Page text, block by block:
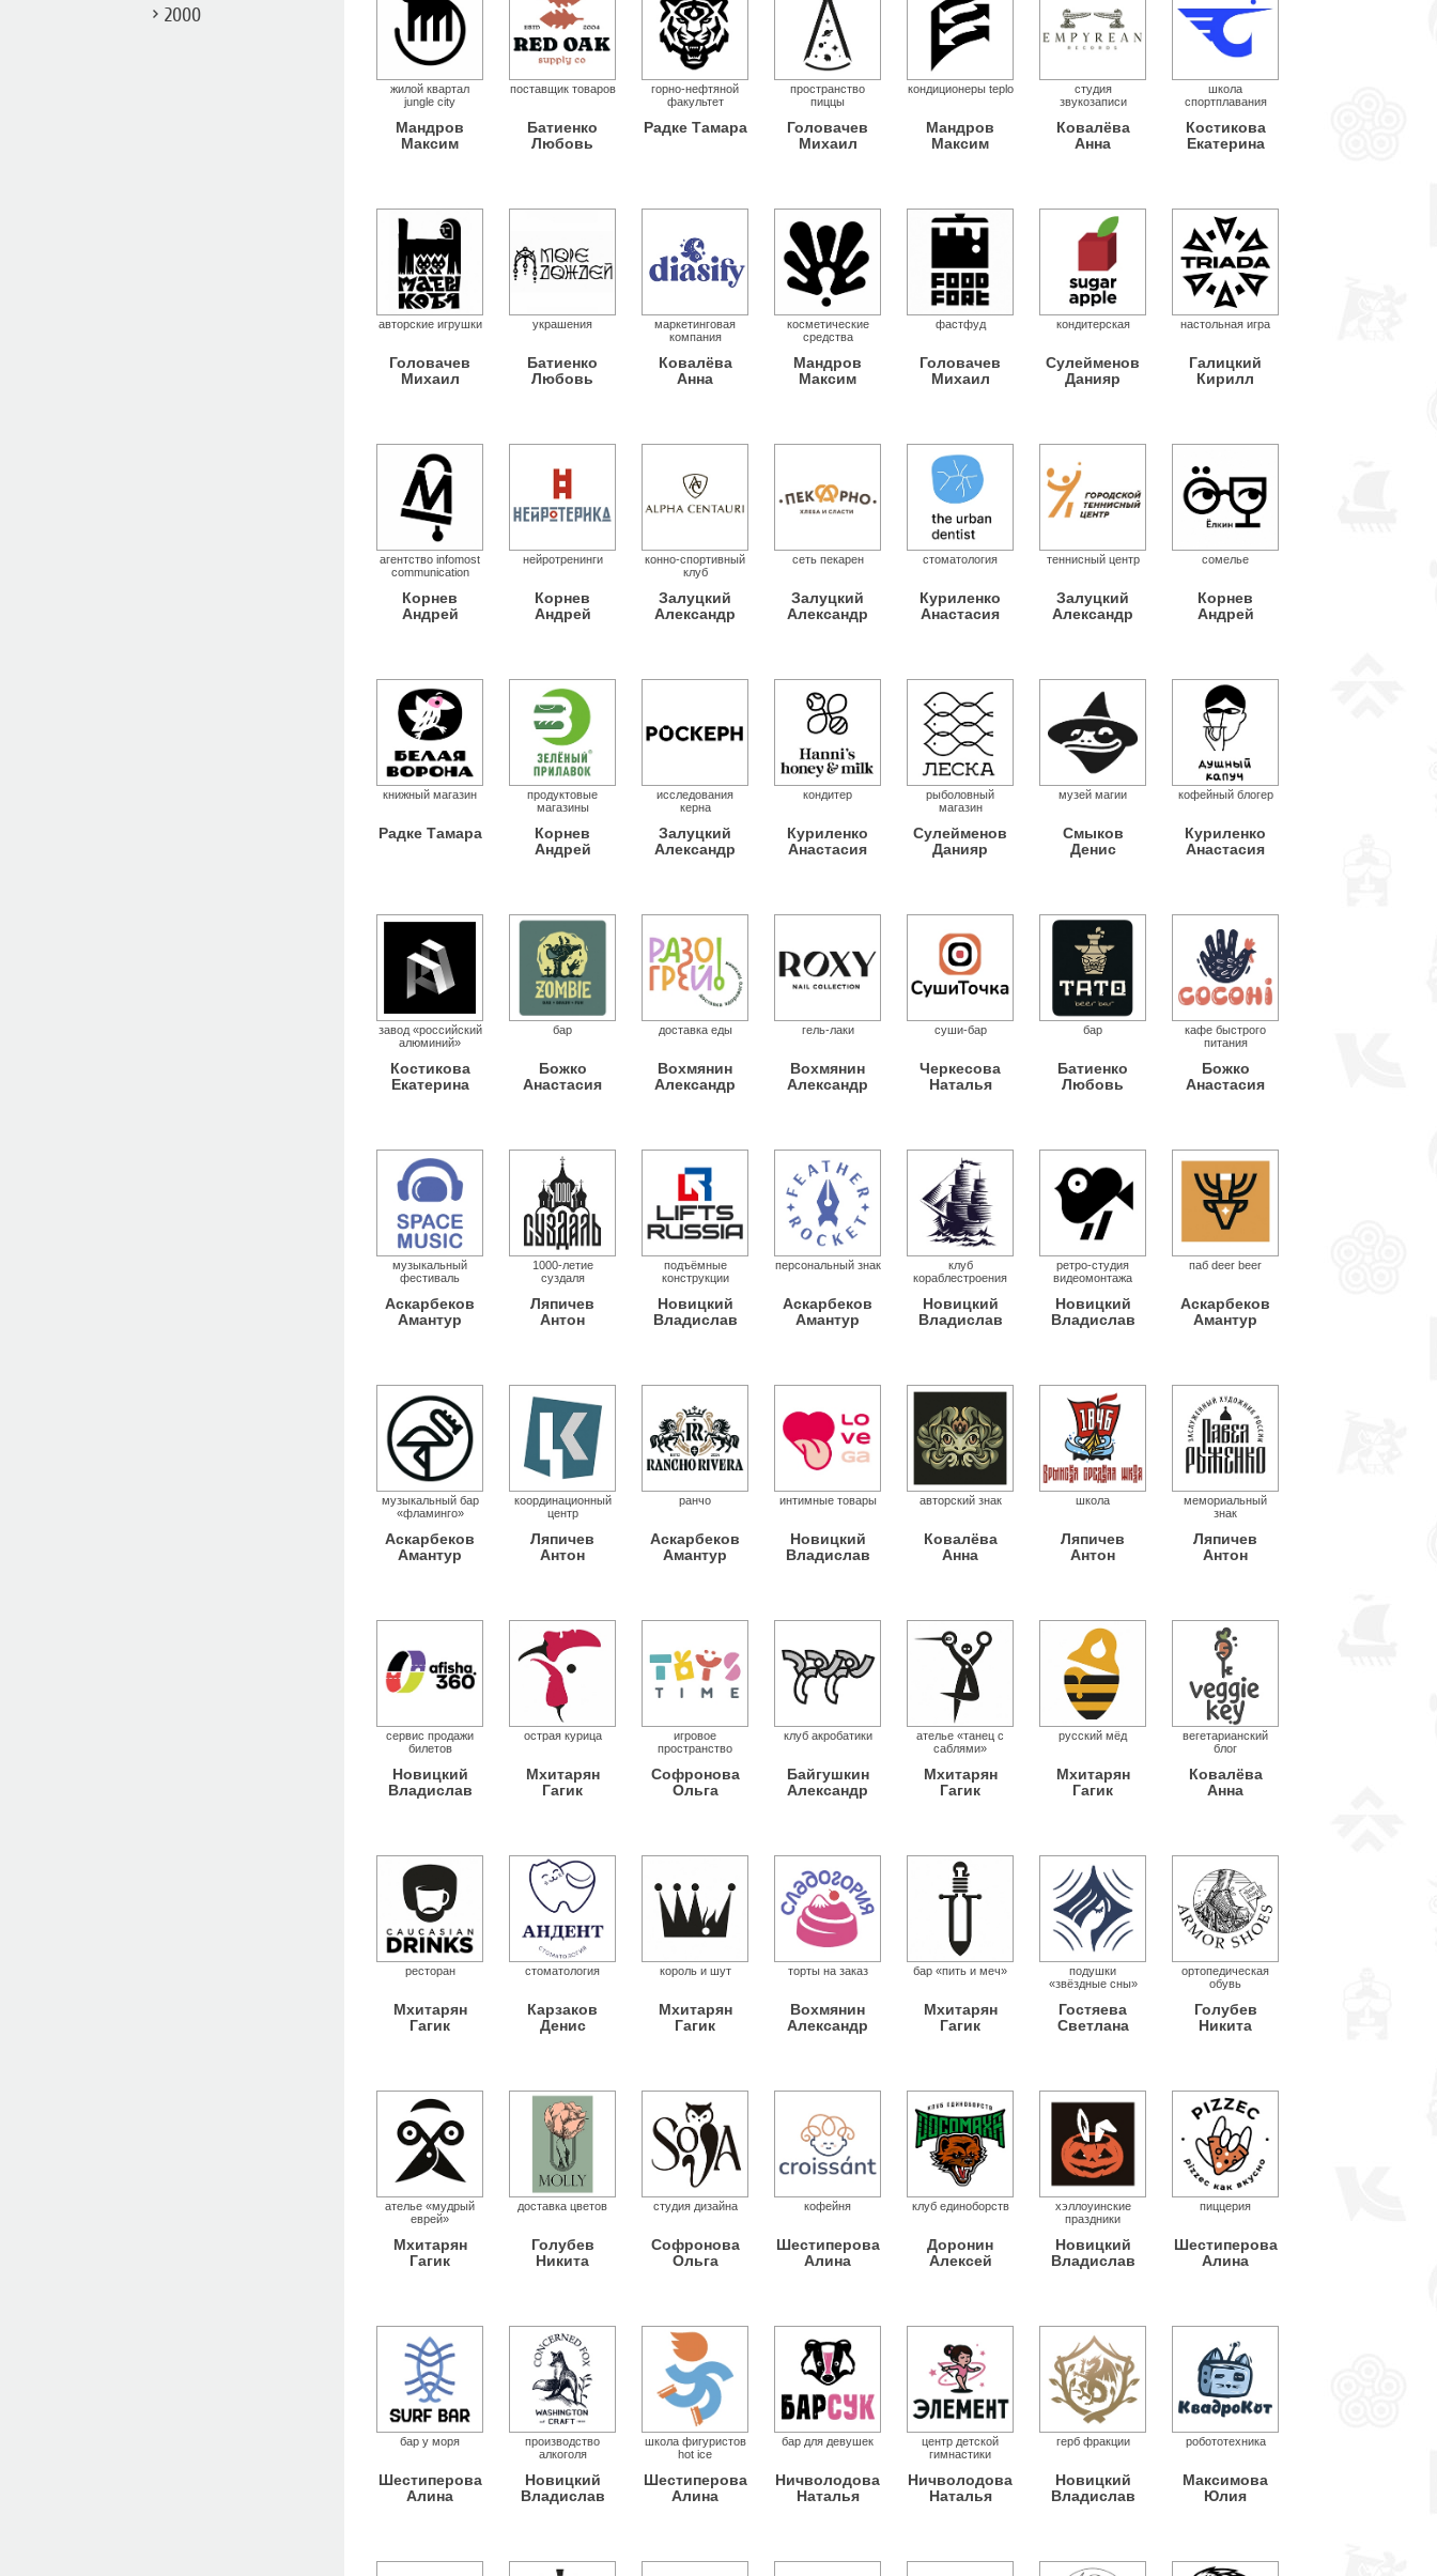
2000
жилой квартал
jungle city
Мандров
Максим
поставщик товаров
Батиенко
Любовь
горно-нефтяной
факультет
Радке Тамара
пространство
пиццы
Головачев
Михаил
кондиционеры teplo
Мандров
Максим
студия
звукозаписи
Ковалёва
Анна
школа
спортплавания
Костикова
Екатерина
авторские игрушки
Головачев
Михаил
украшения
Батиенко
Любовь
маркетинговая
компания
Ковалёва
Анна
косметические
средства
Мандров
Максим
фастфуд
Головачев
Михаил
кондитерская
Сулейменов
Данияр
настольная игра
Галицкий
Кирилл
агентство infomost
communication
Корнев
Андрей
нейротренинги
Корнев
Андрей
конно-спортивный
клуб
Залуцкий
Александр
сеть пекарен
Залуцкий
Александр
стоматология
Куриленко
Анастасия
теннисный центр
Залуцкий
Александр
сомелье
Корнев
Андрей
книжный магазин
Радке Тамара
продуктовые
магазины
Корнев
Андрей
исследования
керна
Залуцкий
Александр
кондитер
Куриленко
Анастасия
рыболовный
магазин
Сулейменов
Данияр
музей магии
Смыков
Денис
кофейный блогер
Куриленко
Анастасия
завод «российский
алюминий»
Костикова
Екатерина
бар
Божко
Анастасия
доставка еды
Вохмянин
Александр
гель-лаки
Вохмянин
Александр
суши-бар
Черкесова
Наталья
бар
Батиенко
Любовь
кафе быстрого
питания
Божко
Анастасия
музыкальный
фестиваль
Аскарбеков
Амантур
1000-летие
суздаля
Ляпичев
Антон
подъёмные
конструкции
Новицкий
Владислав
персональный знак
Аскарбеков
Амантур
клуб
кораблестроения
Новицкий
Владислав
ретро-студия
видеомонтажа
Новицкий
Владислав
паб deer beer
Аскарбеков
Амантур
музыкальный бар
«фламинго»
Аскарбеков
Амантур
координационный
центр
Ляпичев
Антон
ранчо
Аскарбеков
Амантур
интимные товары
Новицкий
Владислав
авторский знак
Ковалёва
Анна
школа
Ляпичев
Антон
мемориальный
знак
Ляпичев
Антон
сервис продажи
билетов
Новицкий
Владислав
острая курица
Мхитарян
Гагик
игровое
пространство
Софронова
Ольга
клуб акробатики
Байгушкин
Александр
ателье «танец с
саблями»
Мхитарян
Гагик
русский мёд
Мхитарян
Гагик
вегетарианский
блог
Ковалёва
Анна
ресторан
Мхитарян
Гагик
стоматология
Карзаков
Денис
король и шут
Мхитарян
Гагик
торты на заказ
Вохмянин
Александр
бар «пить и меч»
Мхитарян
Гагик
подушки
«звёздные сны»
Гостяева
Светлана
ортопедическая
обувь
Голубев
Никита
ателье «мудрый
еврей»
Мхитарян
Гагик
доставка цветов
Голубев
Никита
студия дизайна
Софронова
Ольга
кофейня
Шестиперова
Алина
клуб единоборств
Доронин
Алексей
хэллоуинские
праздники
Новицкий
Владислав
пиццерия
Шестиперова
Алина
бар у моря
Шестиперова
Алина
производство
алкоголя
Новицкий
Владислав
школа фигуристов
hot ice
Шестиперова
Алина
бар для девушек
Ничволодова
Наталья
центр детской
гимнастики
Ничволодова
Наталья
герб фракции
Новицкий
Владислав
робототехника
Максимова
Юлия